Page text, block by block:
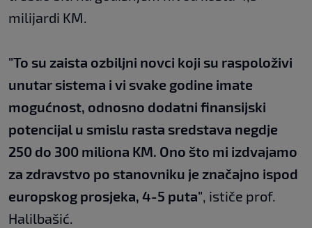
milijardi KM.
"To su zaista ozbiljni novci koji su raspoloživi
unutar sistema i vi svake godine imate
mogućnost, odnosno dodatni finansijski
potencijal u smislu rasta sredstava negdje
250 do 300 miliona KM. Ono što mi izdvajamo
za zdravstvo po stanovniku je značajno ispod
europskog prosjeka, 4-5 puta", ističe prof.
Halilbašić.